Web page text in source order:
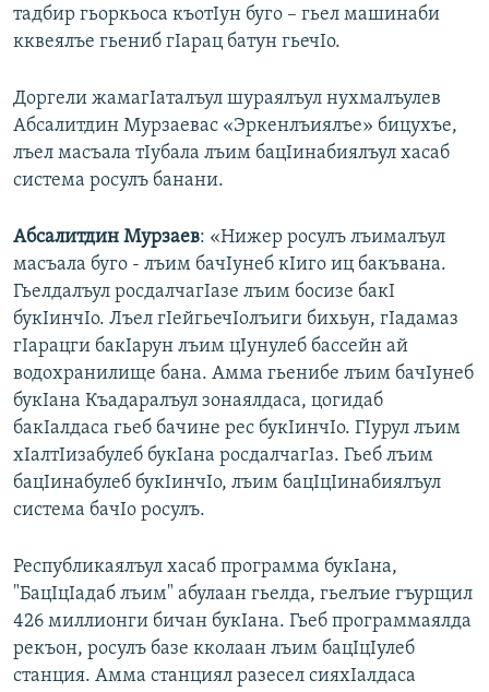
тадбир гьоркьоса къотIун буго – гьел машинаби
кквеялъе гьениб гIарац батун гьечIо.
Доргели жамагIаталъул шураялъул нухмалъулев
Абсалитдин Мурзаевас «Эркенлъиялъе» бицухъе,
лъел масъала тIубала лъим бацIинабиялъул хасаб
система росулъ банани.
Абсалитдин Мурзаев: «Нижер росулъ лъималъул
масъала буго - лъим бачIунеб кIиго иц бакъвана.
Гьелдалъул росдалчагIазе лъим босизе бакI
букIинчIо. Лъел гIейгьечIолъиги бихьун, гIадамаз
гIарацги бакIарун лъим цIунулеб бассейн ай
водохранилище бана. Амма гьенибе лъим бачIунеб
букIана Къадаралъул зонаялдаса, цогидаб
бакIалдаса гьеб бачине рес букIинчIо. ГIурул лъим
хIалтIизабулеб букIана росдалчагIаз. Гьеб лъим
бацIинабулеб букIинчIо, лъим бацIцIинабиялъул
система бачIо росулъ.
Республикаялъул хасаб программа букIана,
"БацIцIадаб лъим" абулаан гьелда, гьелъие гъурщил
426 миллионги бичан букIана. Гьеб программаялда
рекъон, росулъ базе кколаан лъим бацIцIулеб
станция. Амма станциял разесел сияхIалдаса